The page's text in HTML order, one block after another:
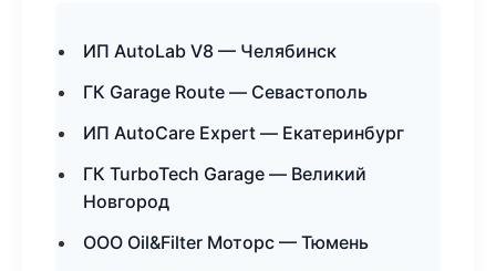
ИП AutoLab V8 — Челябинск
ГК Garage Route — Севастополь
ИП AutoCare Expert — Екатеринбург
ГК TurboTech Garage — Великий
Новгород
ООО Oil&Filter Моторс — Тюмень